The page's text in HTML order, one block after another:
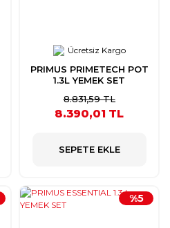
Ücretsiz Kargo
PRIMUS PRIMETECH POT
1.3L YEMEK SET
8.831,59 TL
8.390,01 TL
SEPETE EKLE
%5